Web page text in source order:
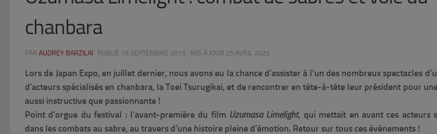
chanbara
PAR AUDREY BARZILAÏ · PUBLIÉ 16 SEPTEMBRE 2015 · MIS À JOUR 25 AVRIL 2025
Lors de Japan Expo, en juillet dernier, nous avons eu la chance d’assister à l’un des nombreux spectacles
d’acteurs spécialisés en chanbara, la Toei Tsurugikai, et de rencontrer en tête-à-tête leur président pour
aussi instructive que passionnante !
Point d’orgue du festival : l’avant-première du film Uzumasa Limelight, qui mettait en avant ces acteurs
dans les combats au sabre, au travers d’une histoire pleine d’émotion. Retour sur tous ces évènements !